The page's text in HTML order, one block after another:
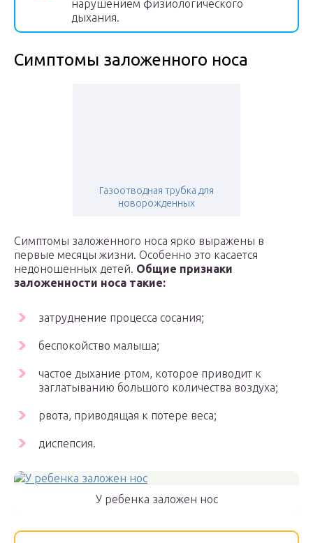
нарушением физиологического
дыхания.
Симптомы заложенного носа
Газоотводная трубка для
новорожденных
Симптомы заложенного носа ярко выражены в
первые месяцы жизни. Особенно это касается
недоношенных детей. Общие признаки
заложенности носа такие:
затруднение процесса сосания;
беспокойство малыша;
частое дыхание ртом, которое приводит к
заглатыванию большого количества воздуха;
рвота, приводящая к потере веса;
диспепсия.
У ребенка заложен нос